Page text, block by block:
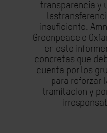
transparencia y
insuficiente.
Greenpeace e
en este
concretas que
cuenta por los
para reforzar
tramitación y